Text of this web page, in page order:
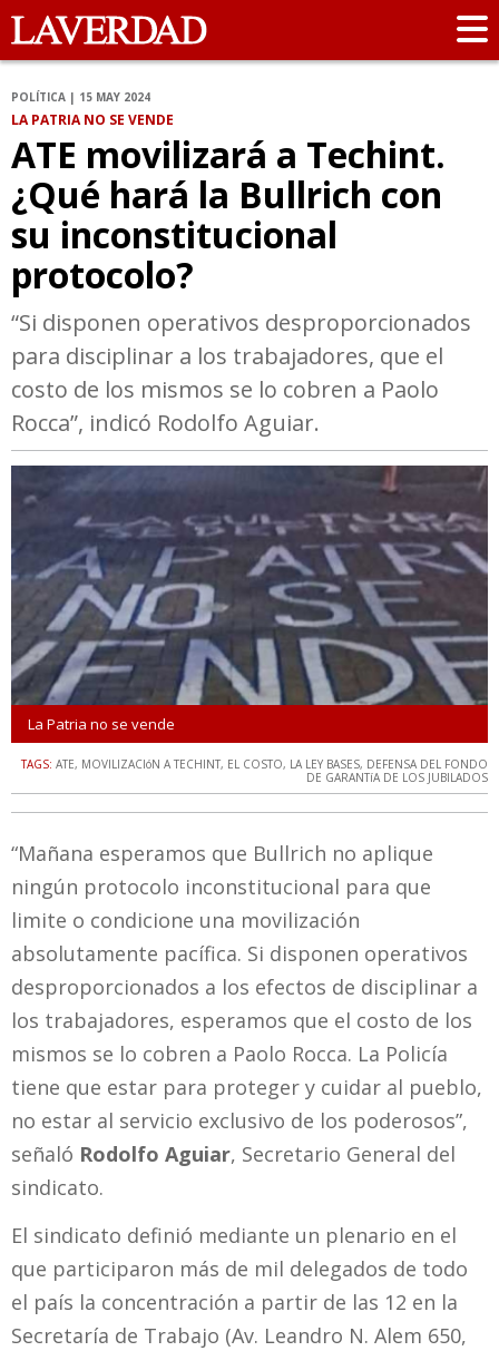
POLÍTICA | 15 MAY 2024
LA PATRIA NO SE VENDE
ATE movilizará a Techint.
¿Qué hará la Bullrich con
su inconstitucional
protocolo?
“Si disponen operativos desproporcionados
para disciplinar a los trabajadores, que el
costo de los mismos se lo cobren a Paolo
Rocca”, indicó Rodolfo Aguiar.
La Patria no se vende
TAGS: ATE, MOVILIZACIóN A TECHINT, EL COSTO, LA LEY BASES, DEFENSA DEL FONDO
DE GARANTíA DE LOS JUBILADOS
“Mañana esperamos que Bullrich no aplique
ningún protocolo inconstitucional para que
limite o condicione una movilización
absolutamente pacífica. Si disponen operativos
desproporcionados a los efectos de disciplinar a
los trabajadores, esperamos que el costo de los
mismos se lo cobren a Paolo Rocca. La Policía
tiene que estar para proteger y cuidar al pueblo,
no estar al servicio exclusivo de los poderosos”,
señaló Rodolfo Aguiar, Secretario General del
sindicato.
El sindicato definió mediante un plenario en el
que participaron más de mil delegados de todo
el país la concentración a partir de las 12 en la
Secretaría de Trabajo (Av. Leandro N. Alem 650,